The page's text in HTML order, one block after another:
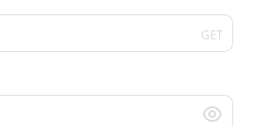
GET